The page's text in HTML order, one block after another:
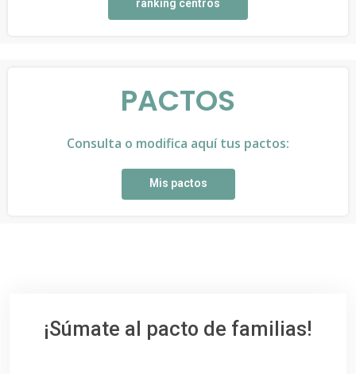
ranking centros
PACTOS
Consulta o modifica aquí tus pactos:
Mis pactos
¡Súmate al pacto de familias!